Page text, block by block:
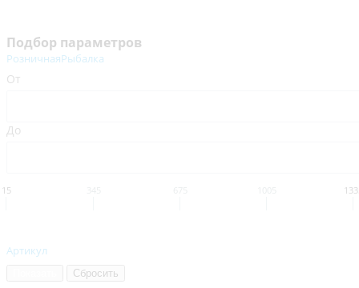
Подбор параметров
РозничнаяРыбалка
От
До
15
Артикул